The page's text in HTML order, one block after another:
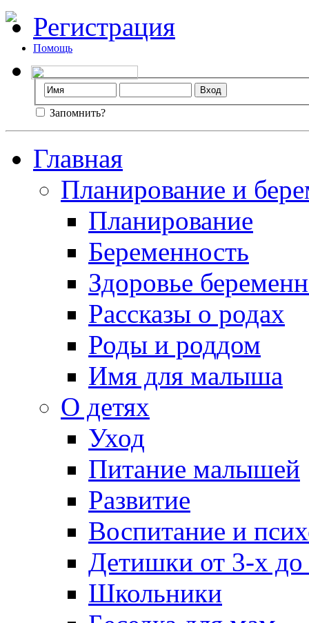
Регистрация
Помощь
Запомнить?
Главная
Планирование и
Планирование
Беременность
Здоровье
Рассказы о родах
Роды и роддом
Имя для малыша
О детях
Уход
Питание малышей
Развитие
Воспитание и
Детишки от 3-х
Школьники